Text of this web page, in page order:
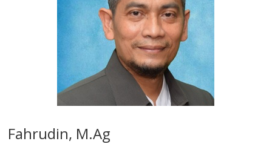
Fahrudin, M.Ag​